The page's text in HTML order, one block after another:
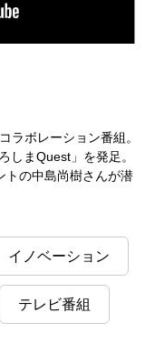
ラボレーション番組。
しまQuest」を発足。
トの中島尚樹さんが潜
イノベーション
テレビ番組